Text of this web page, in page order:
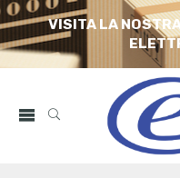
VISITA LA